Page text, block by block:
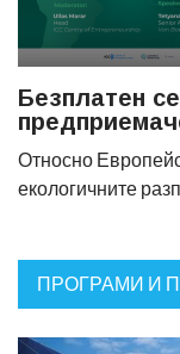
Безплатен
Относно
екологичните
ПРОГРАМИ И